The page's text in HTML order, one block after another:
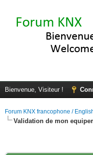
Bienvenue, Visiteur !
Forum KNX francophone /
Validation de mon